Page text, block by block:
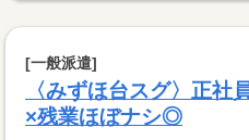
[一般派遣]
〈みずほ台スグ〉正社
×残業ほぼナシ◎